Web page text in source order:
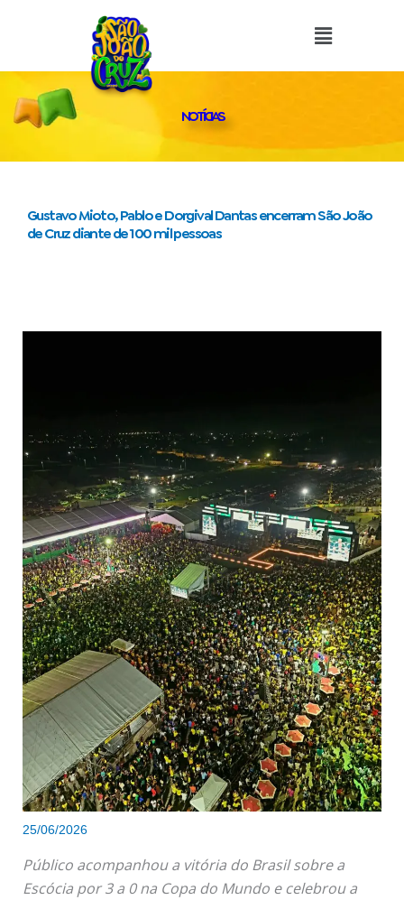
NOTÍCIAS
Gustavo Mioto, Pablo e Dorgival Dantas encerram São João
de Cruz diante de 100 mil pessoas
25/06/2026
Público acompanhou a vitória do Brasil sobre a
Escócia por 3 a 0 na Copa do Mundo e celebrou a